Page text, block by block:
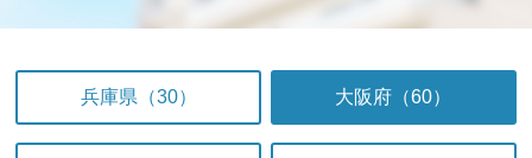
兵庫県（30） 大阪府（60）